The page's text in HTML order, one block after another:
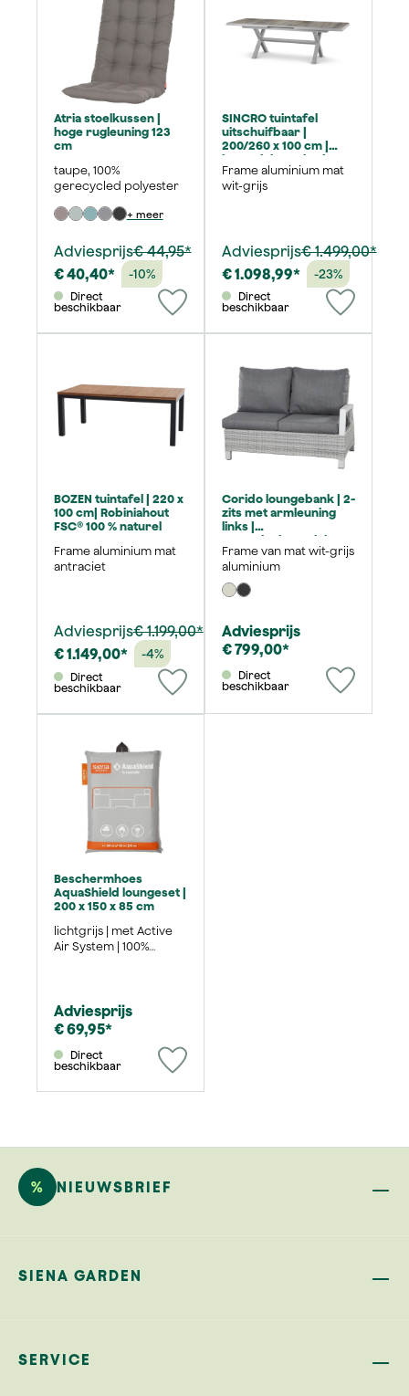
Atria stoelkussen |
hoge rugleuning 123
cm
taupe, 100%
gerecycled polyester
+ meer
Adviesprijs€ 44,95*
€ 40,40*
-10%
beschikbaar
SINCRO tuintafel
uitschuifbaar |
200/260 x 100 cm |
keramiek washed-
grey
Frame aluminium mat
wit-grijs
Adviesprijs€ 1.499,00*
€ 1.098,99*
-23%
beschikbaar
BOZEN tuintafel | 220 x
100 cm| Robiniahout
FSC® 100 % naturel
Frame aluminium mat
antraciet
Adviesprijs€ 1.199,00*
€ 1.149,00*
-4%
beschikbaar
Corido loungebank | 2-
zits met armleuning
links |
rotanvlechtwerk ice-
grey
Frame van mat wit-grijs
aluminium
Adviesprijs
€ 799,00*
beschikbaar
Beschermhoes
AquaShield loungeset |
200 x 150 x 85 cm
lichtgrijs | met Active
Air System | 100%
Adviesprijs
€ 69,95*
beschikbaar
% NIEUWSBRIEF
SIENA GARDEN
SERVICE